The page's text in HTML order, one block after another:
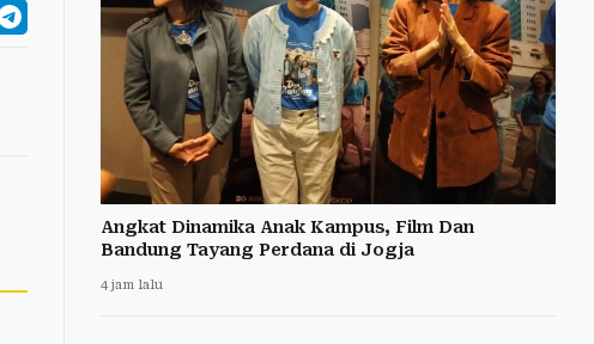
Angkat Dinamika Anak Kampus, Film Dan
Bandung Tayang Perdana di Jogja
4 jam lalu